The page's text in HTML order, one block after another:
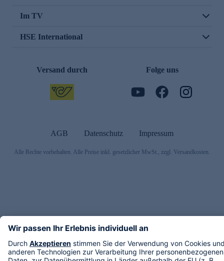
Im TV
HSE International
Versand durch Folge uns
AGB Datenschutz Impressum
Alle Rechte vorbehalten. Alle Preise inkl. gesetzlicher MwSt., zzgl. Versandkosten.